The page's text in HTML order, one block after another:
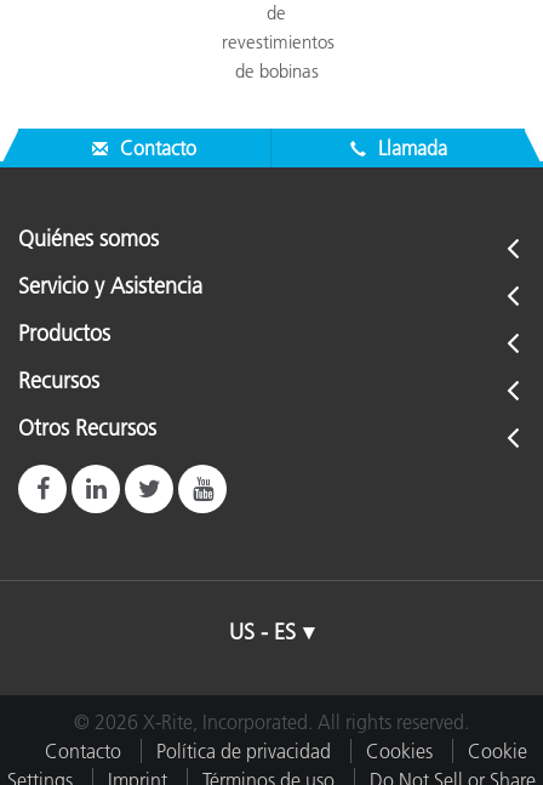
de
revestimientos
de bobinas
Contacto Llamada
Quiénes somos
Servicio y Asistencia
Productos
Recursos
Otros Recursos
US - ES
© 2026 X-Rite, Incorporated. All rights reserved.
Contacto
Política de privacidad Cookies
Cookie